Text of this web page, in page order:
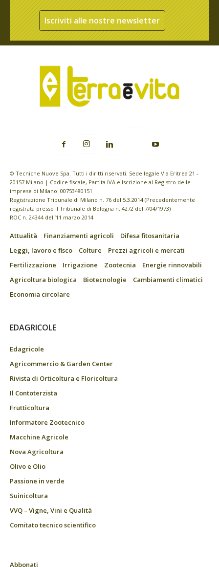
Iscriviti alle nostre newsletter
© Tecniche Nuove Spa. Tutti i diritti riservati. Sede legale Via Eritrea 21 -
20157 Milano | Codice fiscale, Partita IVA e Iscrizione al Registro delle
imprese di Milano: 00753480151
Registrazione Tribunale di Milano n. 76 del 5.3.2014 (Precedentemente
registrata presso il Tribunale di Bologna n. 4272 del 7/04/1973)
ROC n. 24344 dell’11 marzo 2014
Attualità Finanziamenti agricoli
Difesa fitosanitaria
Leggi, lavoro e fisco
Colture
Prezzi agricoli e mercati
Fertilizzazione
Irrigazione Zootecnia
Energie rinnovabili
Agricoltura biologica
Biotecnologie
Cambiamenti climatici
Economia circolare
EDAGRICOLE
Edagricole
Agricommercio & Garden Center
Rivista di Orticoltura e Floricoltura
Il Contoterzista
Frutticoltura
Informatore Zootecnico
Macchine Agricole
Nova Agricoltura
Olivo e Olio
Passione in verde
Suinicoltura
VVQ – Vigne, Vini e Qualità
Comitato tecnico scientifico
Abbonati